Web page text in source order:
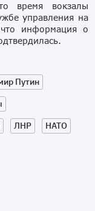
время вокзалы
управления на
информация о
Путин
ЛНР
НАТО